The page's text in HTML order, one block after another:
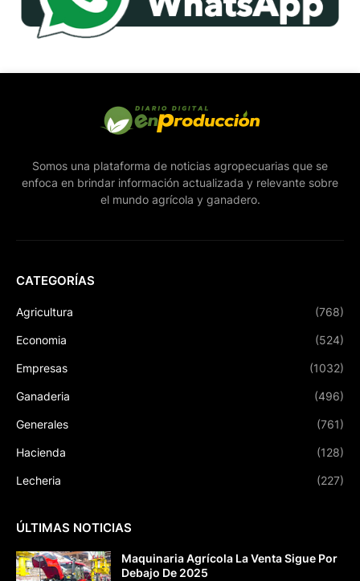
Somos una plataforma de noticias agropecuarias que se
enfoca en brindar información actualizada y relevante sobre
el mundo agrícola y ganadero.
CATEGORÍAS
Agricultura (768)
Economia (524)
Empresas (1032)
Ganaderia (496)
Generales (761)
Hacienda (128)
Lecheria (227)
ÚLTIMAS NOTICIAS
Maquinaria Agrícola La Venta Sigue Por
Debajo De 2025